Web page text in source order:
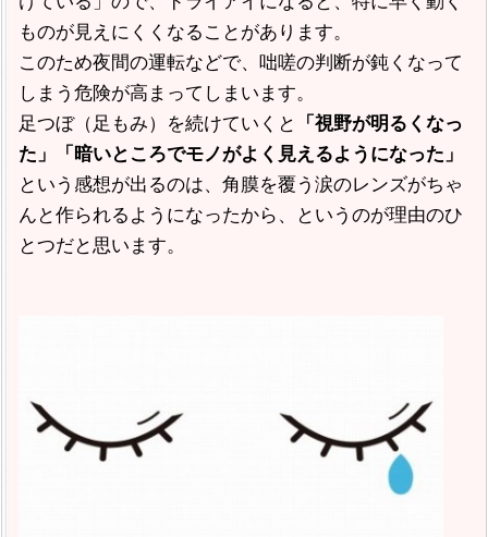
ものが見えにくくなることがあります。
このため夜間の運転などで、咄嗟の判断が鈍くなって
しまう危険が高まってしまいます。
足つぼ（足もみ）を続けていくと 「視野が明るくなっ
た」「暗いところでモノがよく見えるようになった」
という感想が出るのは、角膜を覆う涙のレンズがちゃ
んと作られるようになったから、というのが理由のひ
とつだと思います。